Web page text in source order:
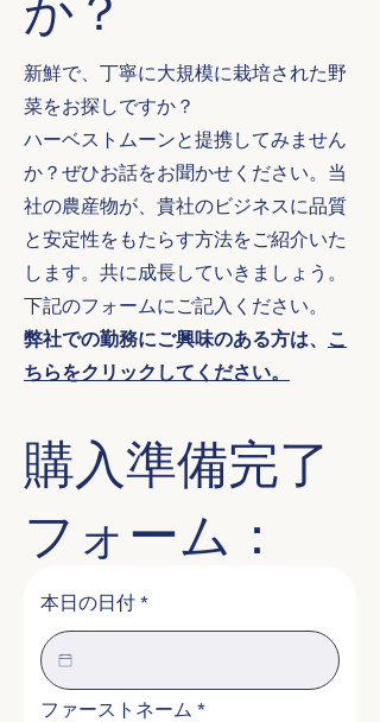
か？
新鮮で、丁寧に大規模に栽培された野
菜をお探しですか？
ハーベストムーンと提携してみません
か？ぜひお話をお聞かせください。当
社の農産物が、貴社のビジネスに品質
と安定性をもたらす方法をご紹介いた
します。共に成長していきましょう。
下記のフォームにご記入ください。
弊社での勤務にご興味のある方は、 こ
ちらをクリックしてください。
本日の日付 *
ファーストネーム *
購入準備完了
フォーム：